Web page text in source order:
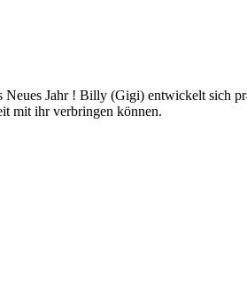
Neues Jahr ! Billy (Gigi) entwickelt sich
mit ihr verbringen können.